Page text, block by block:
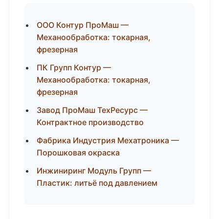
ООО Контур ПроМаш —
Механообработка: токарная,
фрезерная
ПК Групп Контур —
Механообработка: токарная,
фрезерная
Завод ПроМаш ТехРесурс —
Контрактное производство
Фабрика Индустрия Мехатроника —
Порошковая окраска
Инжиниринг Модуль Групп —
Пластик: литьё под давлением